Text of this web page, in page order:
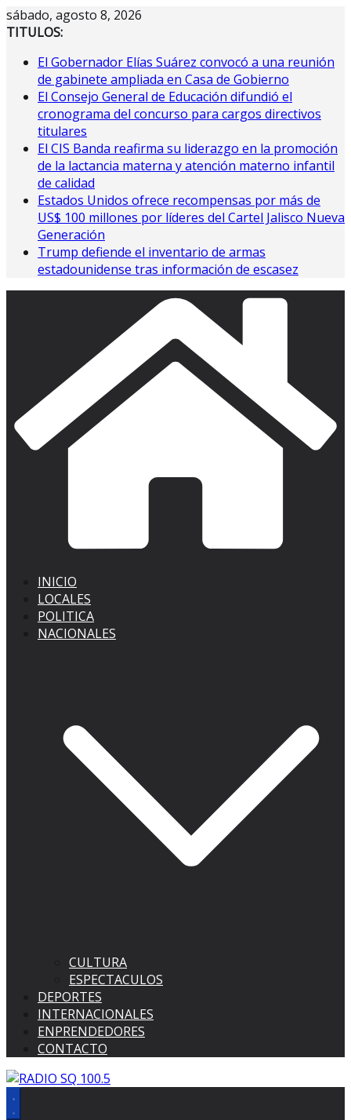
Saltar
al
sábado, agosto 8, 2026
TITULOS:
El Gobernador Elías Suárez convocó a una reunión
de gabinete ampliada en Casa de Gobierno
El Consejo General de Educación difundió el
cronograma del concurso para cargos directivos
titulares
El CIS Banda reafirma su liderazgo en la promoción
de la lactancia materna y atención materno infantil
de calidad
Estados Unidos ofrece recompensas por más de
US$ 100 millones por líderes del Cartel Jalisco Nueva
Generación
Trump defiende el inventario de armas
estadounidense tras información de escasez
INICIO
LOCALES
POLITICA
NACIONALES
CULTURA
ESPECTACULOS
DEPORTES
INTERNACIONALES
ENPRENDEDORES
CONTACTO